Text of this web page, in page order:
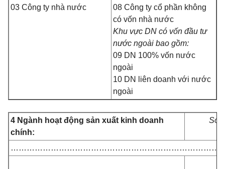
03 Công ty nhà nước
08 Công ty cổ phần không
có vốn nhà nước
Khu vực DN có vốn đầu tư
nước ngoài bao gồm:
09 DN 100% vốn nước
ngoài
10 DN liên doanh với nước
ngoài
4 Ngành hoạt động sản xuất kinh doanh
chính:
Sở